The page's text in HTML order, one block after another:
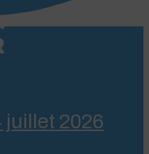
juillet 2026